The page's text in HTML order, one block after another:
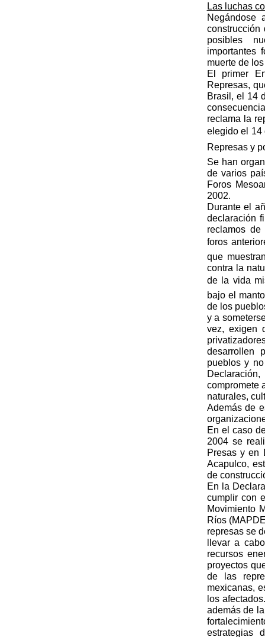
Las luchas
Negándose
posibles
importantes
muerte de
El primer
Represas,
Brasil, el 14
reclama la
elegido el 14
Represas y
Se han
de varios
Foros
2002.
Durante el
declaración
reclamos
foros
que
contra la
de la vida
bajo el
de los
y a
vez, exigen
desarrollen
pueblos y
compromete
naturales,
Además de
En el caso
2004 se
Presas y en
Acapulco,
de
En la
cumplir con
Movimiento
Ríos
represas se
llevar a
recursos
proyectos
de las
mexicanas,
los
además de
estrategias